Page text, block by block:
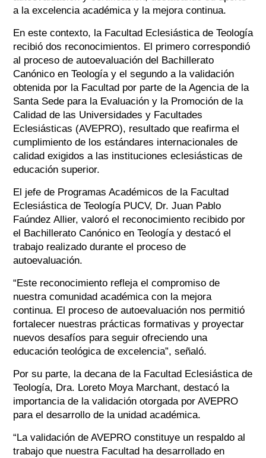
a la excelencia académica y la mejora continua.
En este contexto, la Facultad Eclesiástica de Teología
recibió dos reconocimientos. El primero correspondió
al proceso de autoevaluación del Bachillerato
Canónico en Teología y el segundo a la validación
obtenida por la Facultad por parte de la Agencia de la
Santa Sede para la Evaluación y la Promoción de la
Calidad de las Universidades y Facultades
Eclesiásticas (AVEPRO), resultado que reafirma el
cumplimiento de los estándares internacionales de
calidad exigidos a las instituciones eclesiásticas de
educación superior.
El jefe de Programas Académicos de la Facultad
Eclesiástica de Teología PUCV, Dr. Juan Pablo
Faúndez Allier, valoró el reconocimiento recibido por
el Bachillerato Canónico en Teología y destacó el
trabajo realizado durante el proceso de
autoevaluación.
“Este reconocimiento refleja el compromiso de
nuestra comunidad académica con la mejora
continua. El proceso de autoevaluación nos permitió
fortalecer nuestras prácticas formativas y proyectar
nuevos desafíos para seguir ofreciendo una
educación teológica de excelencia”, señaló.
Por su parte, la decana de la Facultad Eclesiástica de
Teología, Dra. Loreto Moya Marchant, destacó la
importancia de la validación otorgada por AVEPRO
para el desarrollo de la unidad académica.
“La validación de AVEPRO constituye un respaldo al
trabajo que nuestra Facultad ha desarrollado en